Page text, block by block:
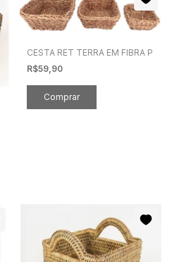
CESTA RET TERRA EM FIBRA P
R$59,90